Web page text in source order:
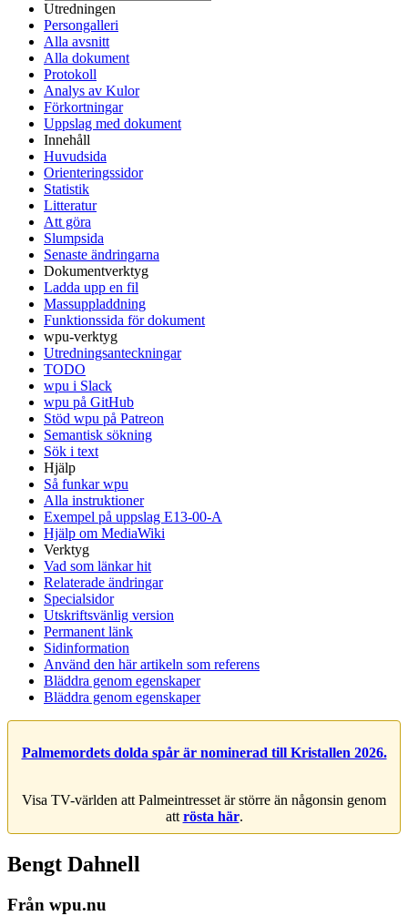
Utredningen
Persongalleri
Alla avsnitt
Alla dokument
Protokoll
Analys av Kulor
Förkortningar
Uppslag med dokument
Innehåll
Huvudsida
Orienteringssidor
Statistik
Litteratur
Att göra
Slumpsida
Senaste ändringarna
Dokumentverktyg
Ladda upp en fil
Massuppladdning
Funktionssida för dokument
wpu-verktyg
Utredningsanteckningar
TODO
wpu i Slack
wpu på GitHub
Stöd wpu på Patreon
Semantisk sökning
Sök i text
Hjälp
Så funkar wpu
Alla instruktioner
Exempel på uppslag E13-00-A
Hjälp om MediaWiki
Verktyg
Vad som länkar hit
Relaterade ändringar
Specialsidor
Utskriftsvänlig version
Permanent länk
Sidinformation
Använd den här artikeln som referens
Bläddra genom egenskaper
Bläddra genom egenskaper
Palmemordets dolda spår är nominerad till Kristallen 2026.
Visa TV-världen att Palmeintresset är större än någonsin genom
att rösta här.
Bengt Dahnell
Från wpu.nu